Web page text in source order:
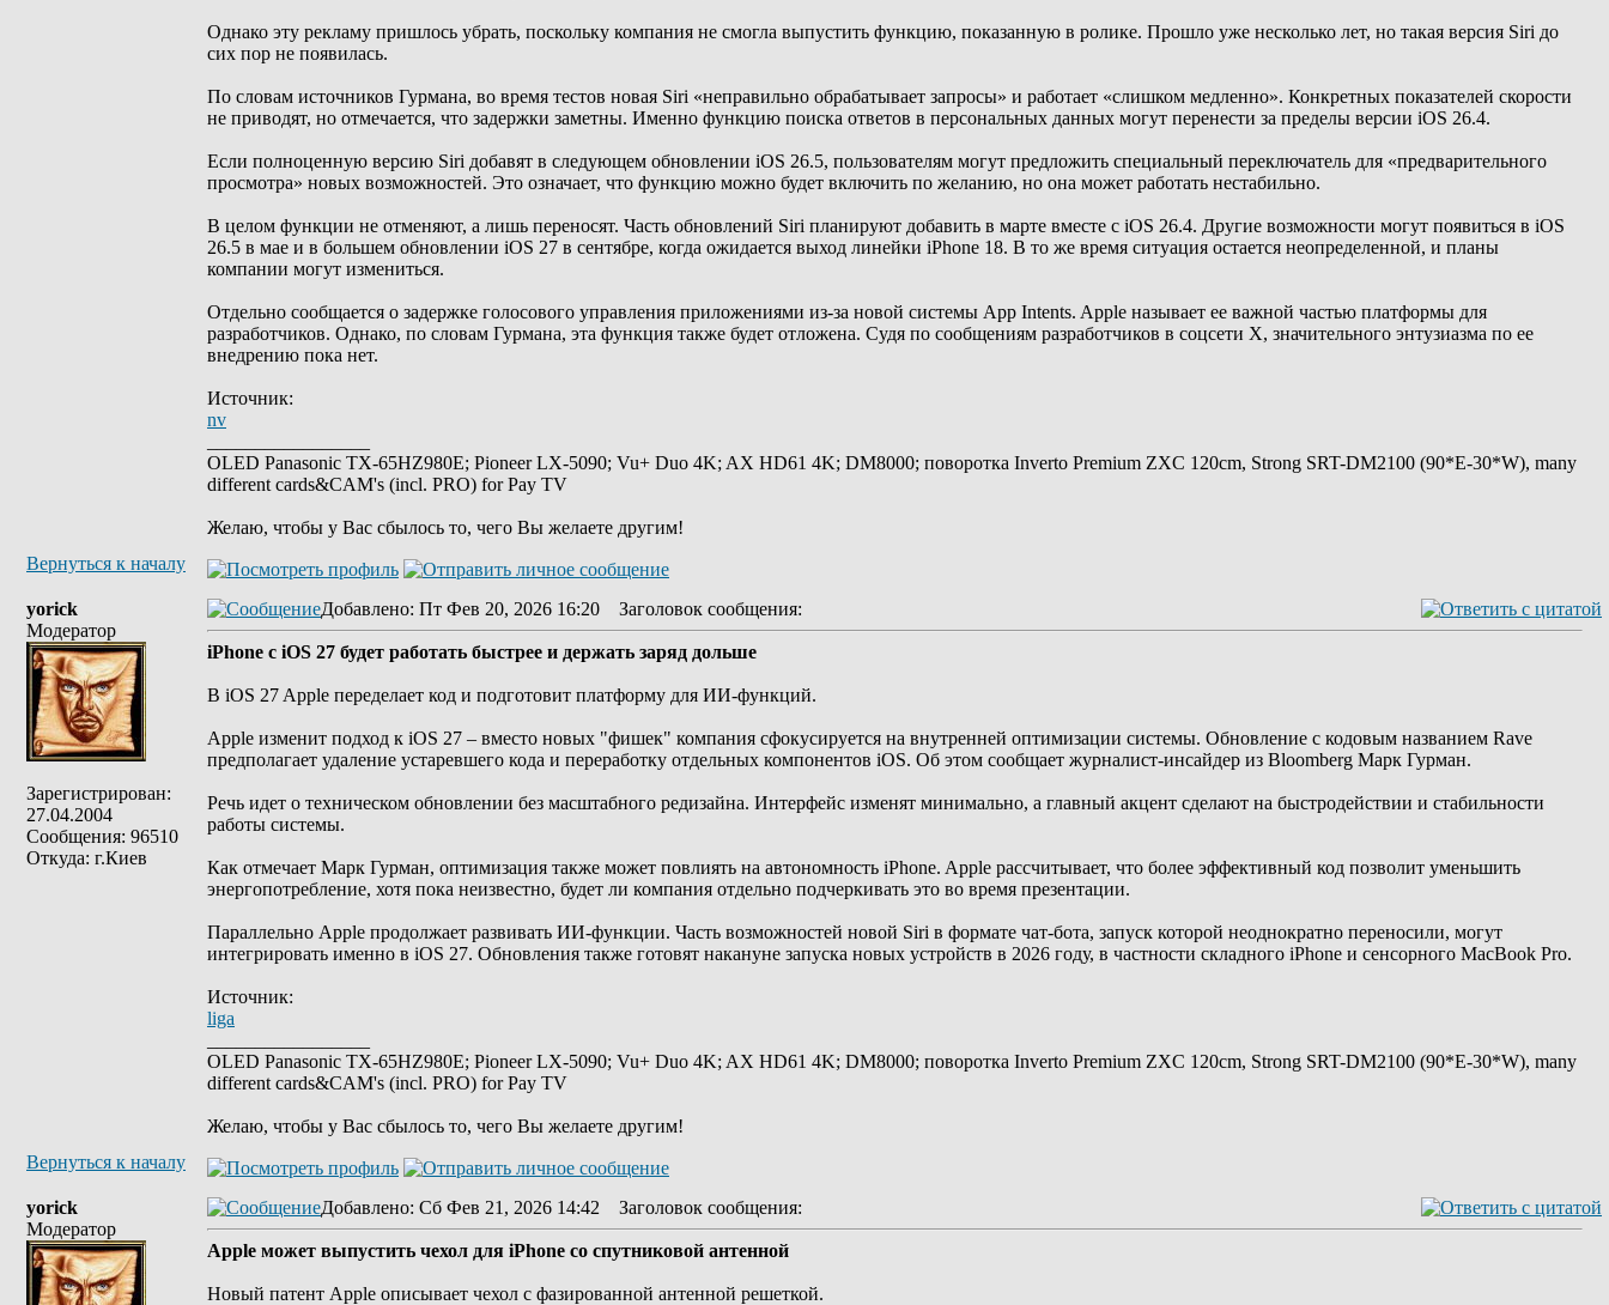
Однако эту рекламу пришлось убрать, поскольку компания не смогла выпустить функцию, показанную в ролике. Прошло уже несколько лет, но такая версия Siri до
сих пор не появилась.
По словам источников Гурмана, во время тестов новая Siri «неправильно обрабатывает запросы» и работает «слишком медленно». Конкретных показателей скорости
не приводят, но отмечается, что задержки заметны. Именно функцию поиска ответов в персональных данных могут перенести за пределы версии iOS 26.4.
Если полноценную версию Siri добавят в следующем обновлении iOS 26.5, пользователям могут предложить специальный переключатель для «предварительного
просмотра» новых возможностей. Это означает, что функцию можно будет включить по желанию, но она может работать нестабильно.
В целом функции не отменяют, а лишь переносят. Часть обновлений Siri планируют добавить в марте вместе с iOS 26.4. Другие возможности могут появиться в iOS
26.5 в мае и в большем обновлении iOS 27 в сентябре, когда ожидается выход линейки iPhone 18. В то же время ситуация остается неопределенной, и планы
компании могут измениться.
Отдельно сообщается о задержке голосового управления приложениями из-за новой системы App Intents. Apple называет ее важной частью платформы для
разработчиков. Однако, по словам Гурмана, эта функция также будет отложена. Судя по сообщениям разработчиков в соцсети X, значительного энтузиазма по ее
внедрению пока нет.
Источник:
nv
OLED Panasonic TX-65HZ980E; Pioneer LX-5090; Vu+ Duo 4K; AX HD61 4K; DM8000; поворотка Inverto Premium ZXC 120cm, Strong SRT-DM2100 (90*E-30*W), many
different cards&CAM's (incl. PRO) for Pay TV
Желаю, чтобы у Вас сбылось то, чего Вы желаете другим!
Вернуться к началу
yorick
Модератор
Зарегистрирован:
27.04.2004
Сообщения: 96510
Откуда: г.Киев
Добавлено: Пт Фев 20, 2026 16:20 Заголовок сообщения:
iPhone с iOS 27 будет работать быстрее и держать заряд дольше
В iOS 27 Apple переделает код и подготовит платформу для ИИ-функций.
Apple изменит подход к iOS 27 – вместо новых "фишек" компания сфокусируется на внутренней оптимизации системы. Обновление с кодовым названием Rave
предполагает удаление устаревшего кода и переработку отдельных компонентов iOS. Об этом сообщает журналист-инсайдер из Bloomberg Марк Гурман.
Речь идет о техническом обновлении без масштабного редизайна. Интерфейс изменят минимально, а главный акцент сделают на быстродействии и стабильности
работы системы.
Как отмечает Марк Гурман, оптимизация также может повлиять на автономность iPhone. Apple рассчитывает, что более эффективный код позволит уменьшить
энергопотребление, хотя пока неизвестно, будет ли компания отдельно подчеркивать это во время презентации.
Параллельно Apple продолжает развивать ИИ-функции. Часть возможностей новой Siri в формате чат-бота, запуск которой неоднократно переносили, могут
интегрировать именно в iOS 27. Обновления также готовят накануне запуска новых устройств в 2026 году, в частности складного iPhone и сенсорного MacBook Pro.
Источник:
liga
OLED Panasonic TX-65HZ980E; Pioneer LX-5090; Vu+ Duo 4K; AX HD61 4K; DM8000; поворотка Inverto Premium ZXC 120cm, Strong SRT-DM2100 (90*E-30*W), many
different cards&CAM's (incl. PRO) for Pay TV
Желаю, чтобы у Вас сбылось то, чего Вы желаете другим!
Вернуться к началу
yorick
Модератор
Добавлено: Сб Фев 21, 2026 14:42 Заголовок сообщения:
Apple может выпустить чехол для iPhone со спутниковой антенной
Новый патент Apple описывает чехол с фазированной антенной решеткой.